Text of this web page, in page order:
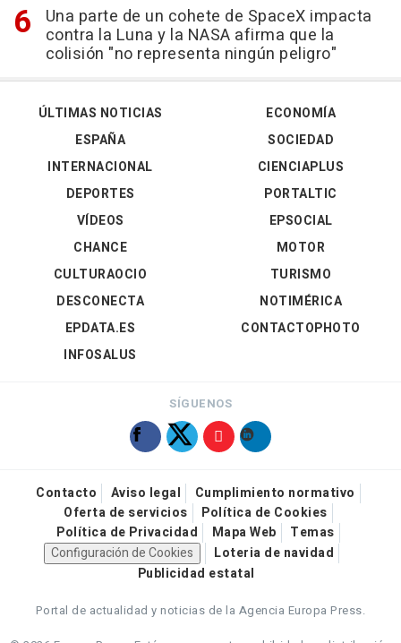
Una parte de un cohete de SpaceX impacta
contra la Luna y la NASA afirma que la
colisión "no representa ningún peligro"
ÚLTIMAS NOTICIAS
ESPAÑA
INTERNACIONAL
DEPORTES
VÍDEOS
ECONOMÍA
SOCIEDAD
CIENCIAPLUS
PORTALTIC
EPSOCIAL
CHANCE
CULTURAOCIO
DESCONECTA
EPDATA.ES
INFOSALUS
MOTOR
TURISMO
NOTIMÉRICA
CONTACTOPHOTO
SÍGUENOS
Contacto Aviso legal
Cumplimiento normativo
Oferta de servicios
Política de Cookies
Política de Privacidad
Mapa Web
Temas
Configuración de Cookies
Loteria de navidad
Publicidad estatal
Portal de actualidad y noticias de la Agencia Europa Press.